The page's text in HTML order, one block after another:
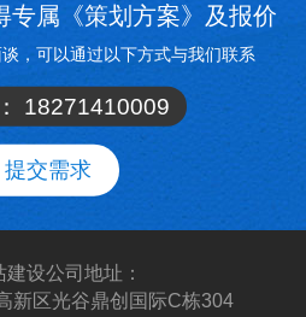
专属《策划方案》及报价
，可以通过以下方式与我们联系
18271410009
提交需求
设公司地址：
新区光谷鼎创国际C栋304